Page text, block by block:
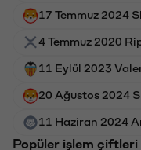
17 Temmuz 2024
4 Temmuz 2020
11 Eylül 2023
20 Ağustos 2024
11 Haziran 2024
Popüler işlem çiftleri